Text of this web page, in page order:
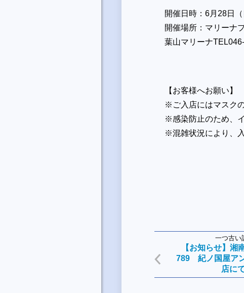
開催日時：6月28日
開催場所：マリーナ
葉山マリーナ
【お客様へお願い】
※ご入店にはマスク
※感染防止のため、
※混雑状況により、
一つ古い
【お知らせ】湘
789 紀ノ国屋ア
店に